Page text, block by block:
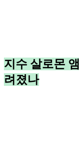
지수 살로몬
려졌나